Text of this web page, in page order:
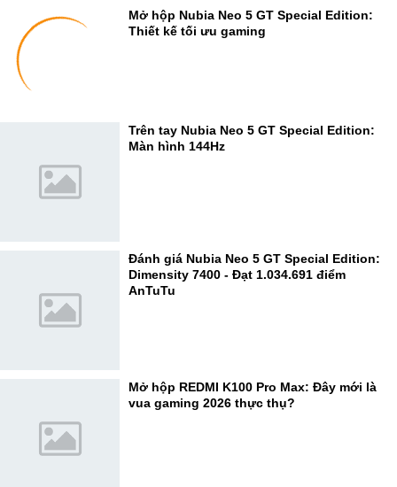
Mở hộp Nubia Neo 5 GT Special Edition:
Thiết kế tối ưu gaming
Trên tay Nubia Neo 5 GT Special Edition:
Màn hình 144Hz
Đánh giá Nubia Neo 5 GT Special Edition:
Dimensity 7400 - Đạt 1.034.691 điểm
AnTuTu
Mở hộp REDMI K100 Pro Max: Đây mới là
vua gaming 2026 thực thụ?